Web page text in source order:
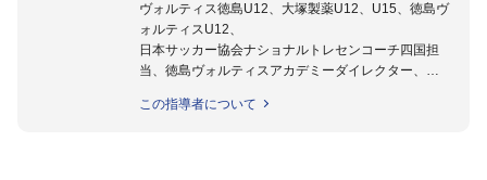
ヴォルティス徳島U12、大塚製薬U12、U15、徳島ヴ
ォルティスU12、
日本サッカー協会ナショナルトレセンコーチ四国担
当、徳島ヴォルティスアカデミーダイレクター、
日本サッカー協会公認B級養成講習会インストラクタ
この指導者について